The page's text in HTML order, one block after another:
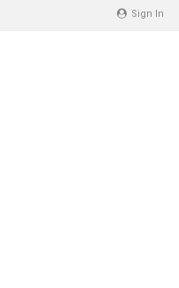
Sign In